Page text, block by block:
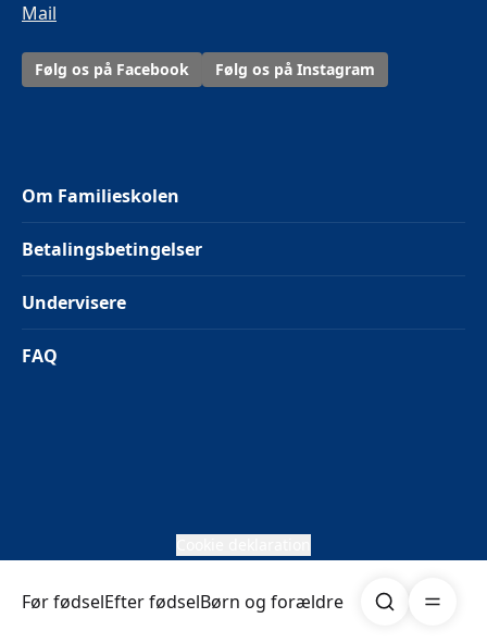
Før fødselEfter fødselBørn og forældre Søg
Mail
Følg os på Facebook Følg os på Instagram
Om Familieskolen
Betalingsbetingelser
Undervisere
FAQ